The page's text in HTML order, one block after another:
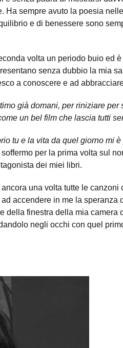
Ha sempre avuto la poesia
e di benessere sono
volta un periodo buio ed è
senza dubbio la mia
a conoscere e ad
già domani, per riniziare per
un bel film che lascia tutti
tu e la vita da quel giorno mi è
per la prima volta sul
dei miei libri.
una volta tutte le canzoni
accendere in me la speranza
della finestra della mia camera
negli occhi con quel